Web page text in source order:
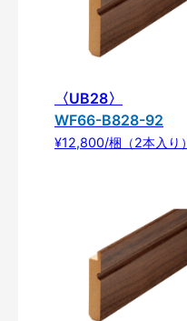
〈UB28〉
WF66-B828-92
¥12,800/梱（2本入り）